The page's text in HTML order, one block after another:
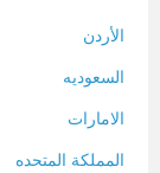
الأردن
السعوديه
الامارات
المملكة المتحده